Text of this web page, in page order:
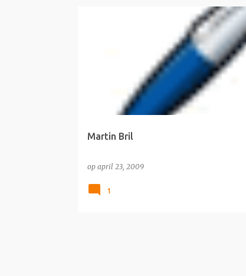
Martin Bril
op april 23, 2009
1